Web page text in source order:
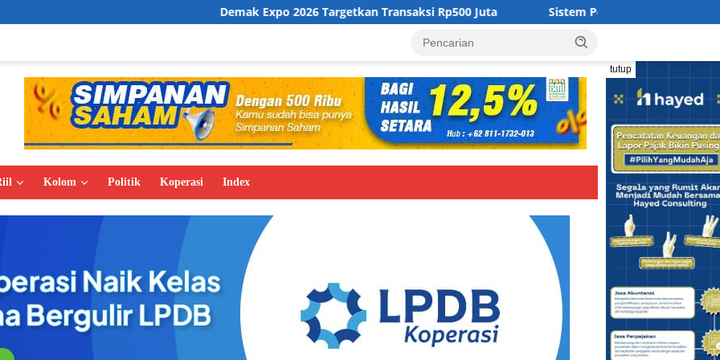
Demak Expo 2026 Targetkan Transaksi Rp500 Juta Sistem Perdagangan Berbasis Aturan Perkuat
tutup
Kolom Politik Koperasi Index